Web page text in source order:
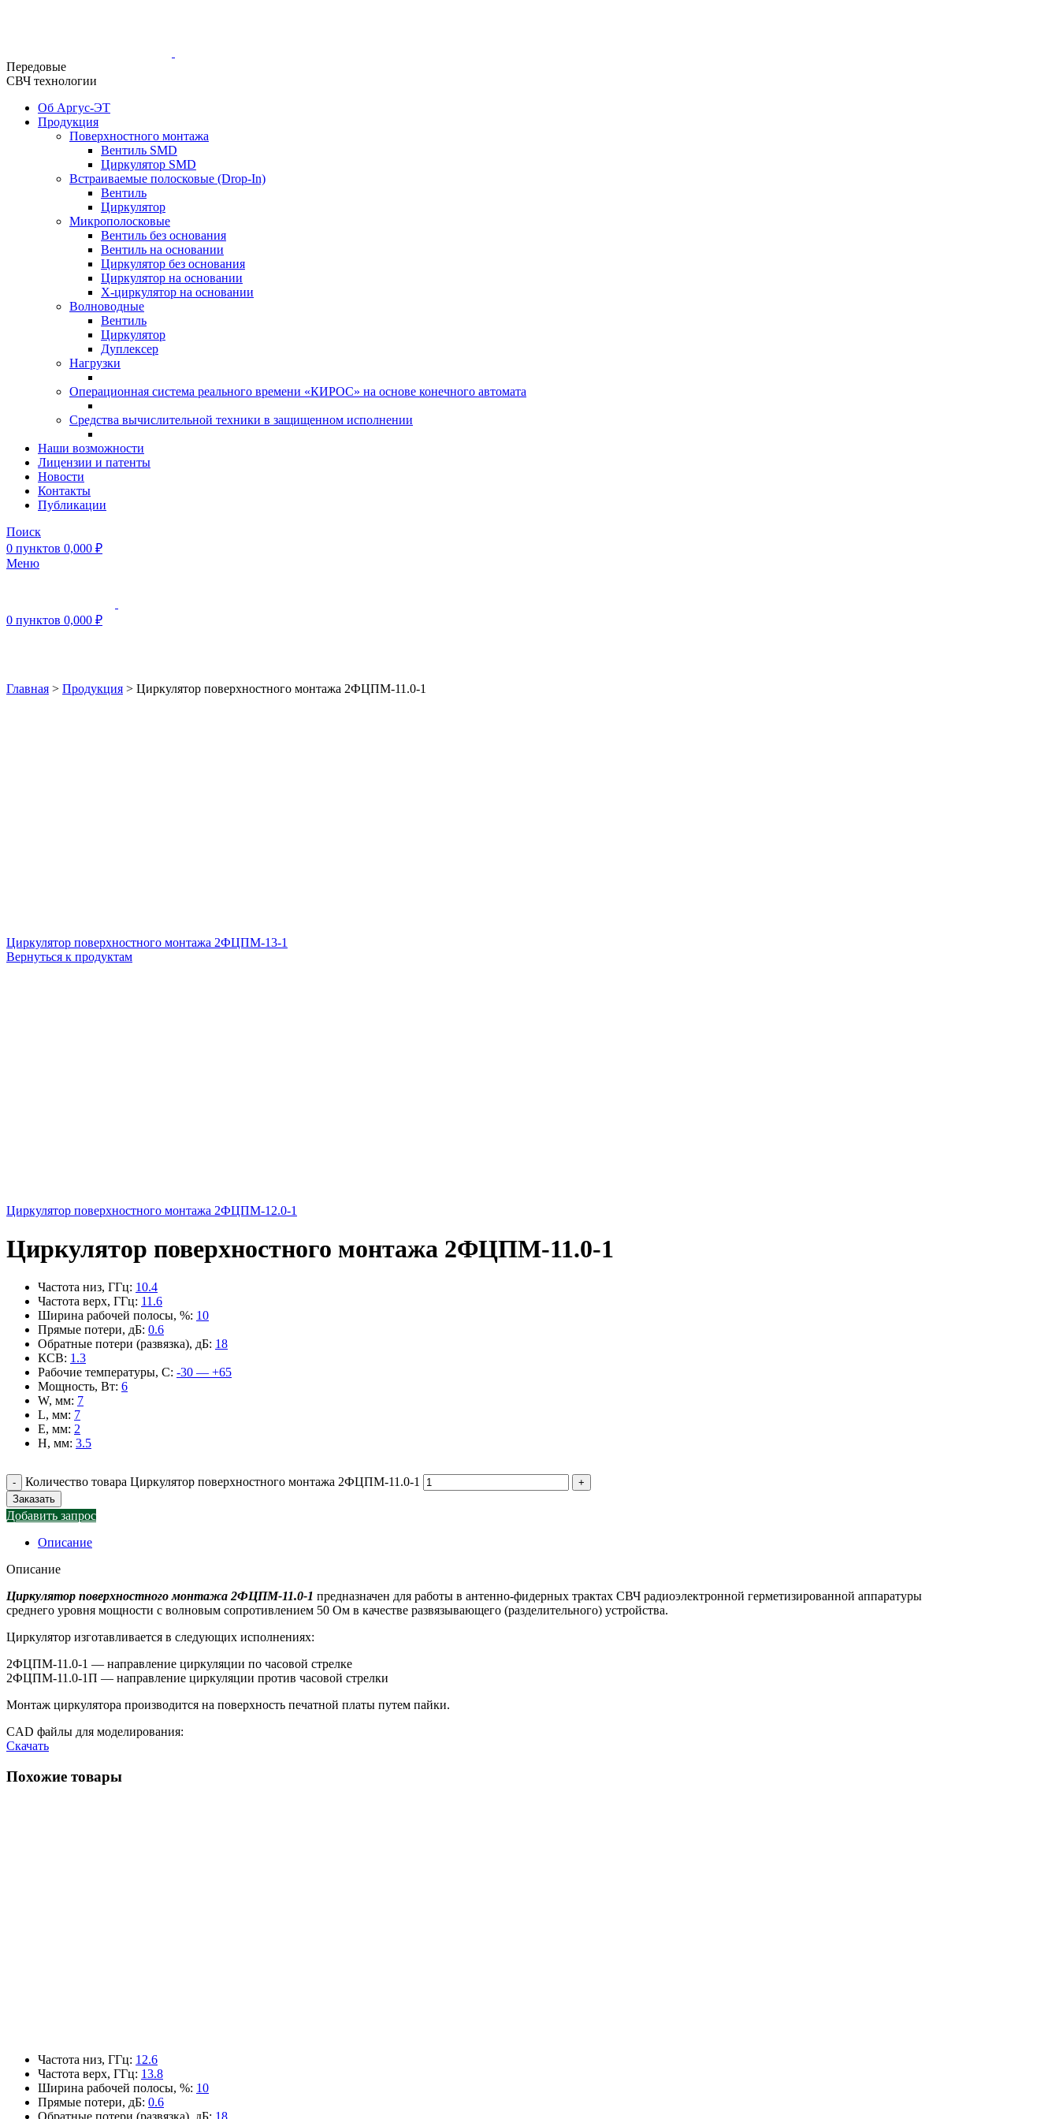
Передовые
СВЧ технологии
Об Аргус-ЭТ
Продукция
Поверхностного монтажа
Вентиль SMD
Циркулятор SMD
Встраиваемые полосковые (Drop-In)
Вентиль
Циркулятор
Микрополосковые
Вентиль без основания
Вентиль на основании
Циркулятор без основания
Циркулятор на основании
Х-циркулятор на основании
Волноводные
Вентиль
Циркулятор
Дуплексер
Нагрузки
Операционная система реального времени «КИРОС» на основе конечного автомата
Средства вычислительной техники в защищенном исполнении
Наши возможности
Лицензии и патенты
Новости
Контакты
Публикации
Поиск
0 пунктов 0,000 ₽
Меню
0 пунктов 0,000 ₽
Главная > Продукция > Циркулятор поверхностного монтажа 2ФЦПМ-11.0-1
Циркулятор поверхностного монтажа 2ФЦПМ-13-1
Вернуться к продуктам
Циркулятор поверхностного монтажа 2ФЦПМ-12.0-1
Циркулятор поверхностного монтажа 2ФЦПМ-11.0-1
Частота низ, ГГц: 10.4
Частота верх, ГГц: 11.6
Ширина рабочей полосы, %: 10
Прямые потери, дБ: 0.6
Обратные потери (развязка), дБ: 18
КСВ: 1.3
Рабочие температуры, С: -30 — +65
Мощность, Вт: 6
W, мм: 7
L, мм: 7
E, мм: 2
H, мм: 3.5
Количество товара Циркулятор поверхностного монтажа 2ФЦПМ-11.0-1
Заказать
Добавить запрос
Описание
Описание
Циркулятор поверхностного монтажа 2ФЦПМ-11.0-1 предназначен для работы в антенно-фидерных трактах СВЧ радиоэлектронной герметизированной аппаратуры
среднего уровня мощности с волновым сопротивлением 50 Ом в качестве развязывающего (разделительного) устройства.
Циркулятор изготавливается в следующих исполнениях:
2ФЦПМ-11.0-1 — направление циркуляции по часовой стрелке
2ФЦПМ-11.0-1П — направление циркуляции против часовой стрелки
Монтаж циркулятора производится на поверхность печатной платы путем пайки.
CAD файлы для моделирования:
Скачать
Похожие товары
Частота низ, ГГц: 12.6
Частота верх, ГГц: 13.8
Ширина рабочей полосы, %: 10
Прямые потери, дБ: 0.6
Обратные потери (развязка), дБ: 18